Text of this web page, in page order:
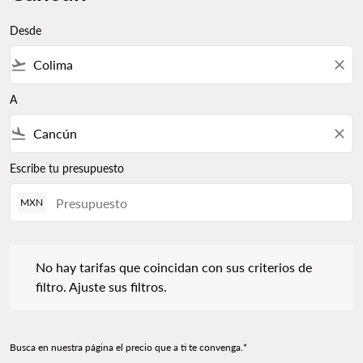
Desde
flight_takeoff close
A
flight_land close
Escribe tu presupuesto
MXN
No hay tarifas que coincidan con sus criterios de
filtro. Ajuste sus filtros.
Busca en nuestra página el precio que a ti te convenga.*